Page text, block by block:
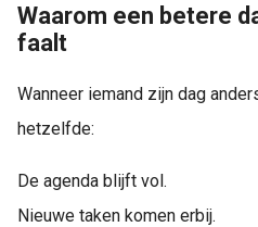
Waarom een betere
faalt
Wanneer iemand zijn dag
hetzelfde:
De agenda blijft vol.
Nieuwe taken komen erbij.